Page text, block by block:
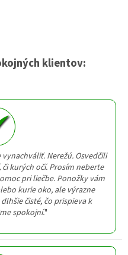
klientov:
Nerežú. Osvedčili
kurých očí. Prosím neberte
pri liečbe. Ponožky vám
kurie oko, ale výrazne
čisté, čo prispieva k
spokojní."